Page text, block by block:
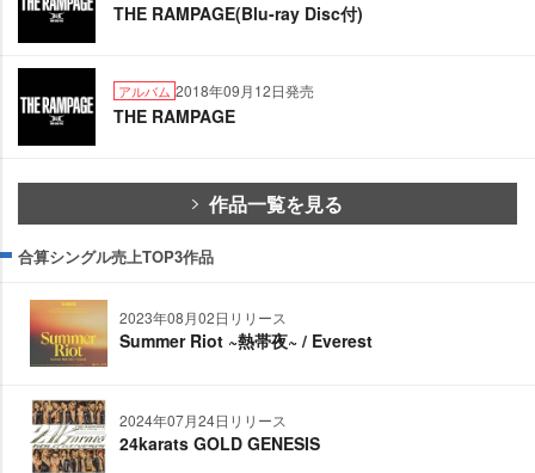
THE RAMPAGE(Blu-ray Disc付)
アルバム 2018年09月12日発売
THE RAMPAGE
作品一覧を見る
合算シングル売上TOP3作品
2023年08月02日リリース
Summer Riot ~熱帯夜~ / Everest
2024年07月24日リリース
24karats GOLD GENESIS